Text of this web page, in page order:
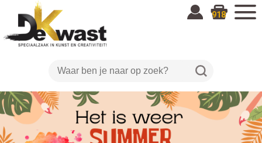
918